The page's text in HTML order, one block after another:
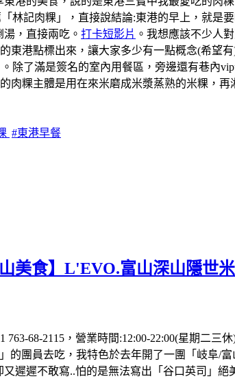
林記肉粿」，直接說結論:東港的早上，就是
，直接兩吃。 打卡短影片 。我想應該不少人
東港點標出來，讓大家多少有一點概念(希
除了滿是簽名的室內用餐區，旁邊還有巷內
肉粿主體是用在來米磨成米漿蒸熟的米粿，
#東港早餐
美食】L'EVO.富山深山隱世
68-2115，營業時間:12:00-22:00(星期二
」的團員去吃，我特色於去年開了一團「岐阜/
遲遲不敢寫..怕的是無法寫出「谷口英司」